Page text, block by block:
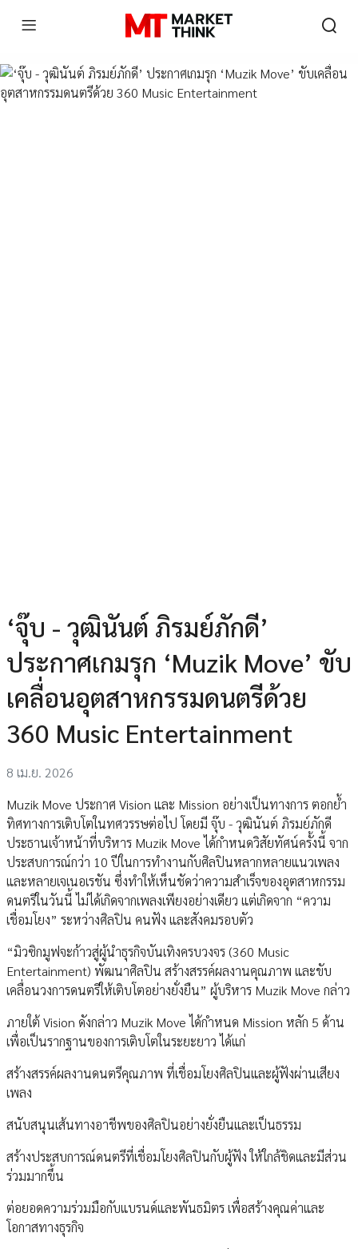
‘จุ๊บ - วุฒินันต์ ภิรมย์ภักดี’
ประกาศเกมรุก ‘Muzik Move’ ขับ
เคลื่อนอุตสาหกรรมดนตรีด้วย
360 Music Entertainment
8 เม.ย. 2026
Muzik Move ประกาศ Vision และ Mission อย่างเป็นทางการ ตอกย้ำ
ทิศทางการเติบโตในทศวรรษต่อไป โดยมี จุ๊บ - วุฒินันต์ ภิรมย์ภักดี
ประธานเจ้าหน้าที่บริหาร Muzik Move ได้กำหนดวิสัยทัศน์ครั้งนี้ จาก
ประสบการณ์กว่า 10 ปีในการทำงานกับศิลปินหลากหลายแนวเพลง
และหลายเจเนอเรชัน ซึ่งทำให้เห็นชัดว่าความสำเร็จของอุตสาหกรรม
ดนตรีในวันนี้ ไม่ได้เกิดจากเพลงเพียงอย่างเดียว แต่เกิดจาก “ความ
เชื่อมโยง” ระหว่างศิลปิน คนฟัง และสังคมรอบตัว
“มิวซิกมูฟจะก้าวสู่ผู้นำธุรกิจบันเทิงครบวงจร (360 Music
Entertainment) พัฒนาศิลปิน สร้างสรรค์ผลงานคุณภาพ และขับ
เคลื่อนวงการดนตรีให้เติบโตอย่างยั่งยืน” ผู้บริหาร Muzik Move กล่าว
ภายใต้ Vision ดังกล่าว Muzik Move ได้กำหนด Mission หลัก 5 ด้าน
เพื่อเป็นรากฐานของการเติบโตในระยะยาว ได้แก่
สร้างสรรค์ผลงานดนตรีคุณภาพ ที่เชื่อมโยงศิลปินและผู้ฟังผ่านเสียง
เพลง
สนับสนุนเส้นทางอาชีพของศิลปินอย่างยั่งยืนและเป็นธรรม
สร้างประสบการณ์ดนตรีที่เชื่อมโยงศิลปินกับผู้ฟัง ให้ใกล้ชิดและมีส่วน
ร่วมมากขึ้น
ต่อยอดความร่วมมือกับแบรนด์และพันธมิตร เพื่อสร้างคุณค่าและ
โอกาสทางธุรกิจ